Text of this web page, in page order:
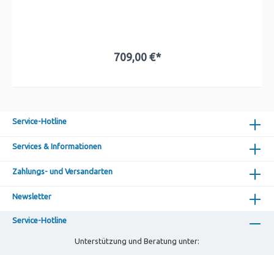
709,00 €*
Service-Hotline
Services & Informationen
Zahlungs- und Versandarten
Newsletter
Service-Hotline
Unterstützung und Beratung unter: